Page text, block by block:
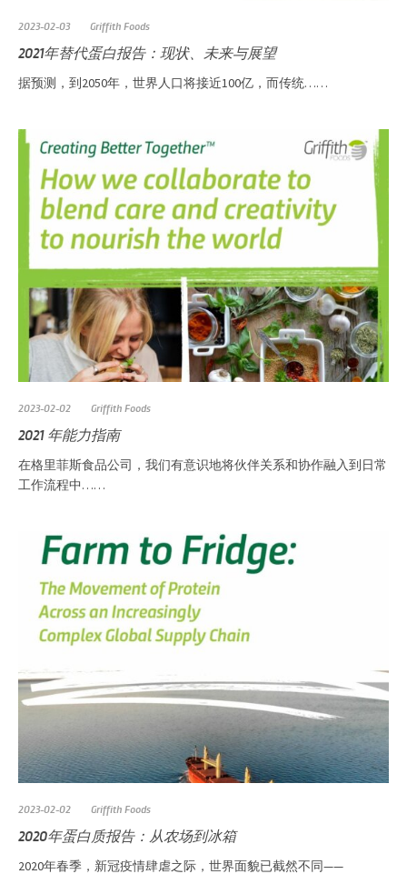
2023-02-03 Griffith Foods
2021年替代蛋白报告：现状、未来与展望
据预测，到2050年，世界人口将接近100亿，而传统……
2023-02-02 Griffith Foods
2021 年能力指南
在格里菲斯食品公司，我们有意识地将伙伴关系和协作融入到日常
工作流程中……
2023-02-02 Griffith Foods
2020年蛋白质报告：从农场到冰箱
2020年春季，新冠疫情肆虐之际，世界面貌已截然不同——